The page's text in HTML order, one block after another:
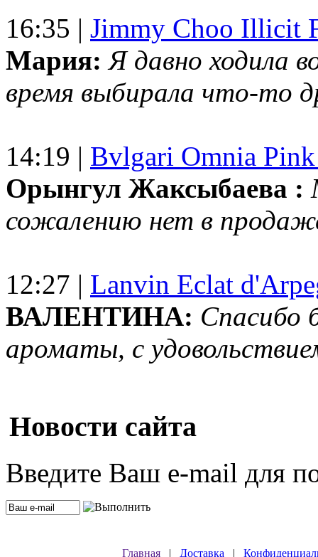
16:35 | Jimmy Choo Illicit
Мария: Я давно ходила
время выбирала что-то
14:19 | Bvlgari Omnia
Орынгул Жаксыбаева :
сожалению нет в
12:27 | Lanvin Eclat
ВАЛЕНТИНА: Спасибо
ароматы, с
Новости сайта
Введите Ваш e-mail для
Главная | Доставка |